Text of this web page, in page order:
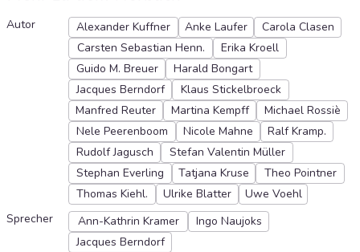
Autor Alexander Kuffner Anke Laufer
Carola Clasen
Carsten Sebastian Henn.
Erika Kroell
Guido M. Breuer
Harald Bongart
Jacques Berndorf
Klaus Stickelbroeck
Manfred Reuter
Martina Kempff
Michael Rossiè
Nele Peerenboom
Nicole Mahne
Ralf Kramp.
Rudolf Jagusch
Stefan Valentin Müller
Stephan Everling
Tatjana Kruse
Theo Pointner
Thomas Kiehl.
Ulrike Blatter
Uwe Voehl
Sprecher
Ann-Kathrin Kramer
Ingo Naujoks
Jacques Berndorf